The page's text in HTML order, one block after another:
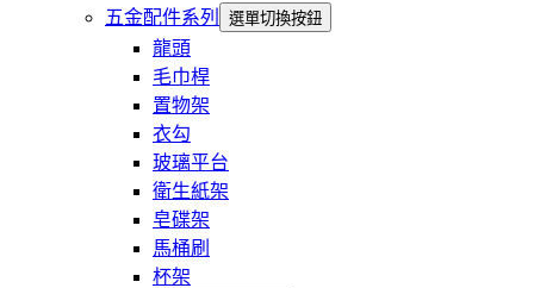
五金配件系列
選單切換按鈕
龍頭
毛巾桿
置物架
衣勾
玻璃平台
衛生紙架
皂碟架
馬桶刷
杯架